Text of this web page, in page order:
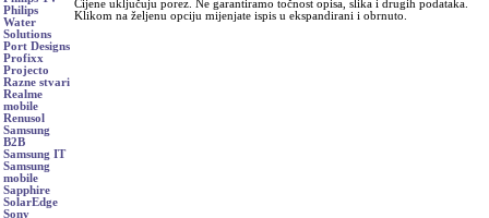
Philips
Water
Solutions
Port Designs
Profixx
Projecto
Razne stvari
Realme
mobile
Renusol
Samsung
B2B
Samsung IT
Samsung
mobile
Sapphire
SolarEdge
Sony
Cijene uključuju porez. Ne garantiramo točnost opisa, slika i drugih podataka.
Klikom na željenu opciju mijenjate ispis u ekspandirani i obrnuto.